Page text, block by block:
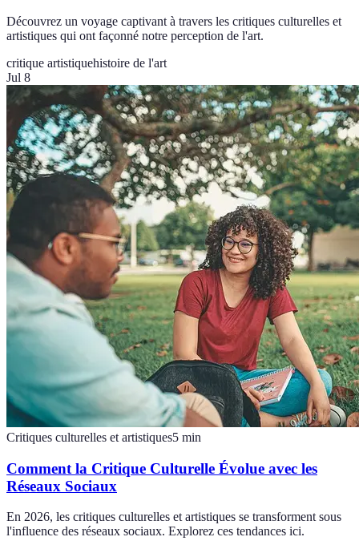
Découvrez un voyage captivant à travers les critiques culturelles et
artistiques qui ont façonné notre perception de l'art.
critique artistiquehistoire de l'art
Jul 8
Critiques culturelles et artistiques5 min
Comment la Critique Culturelle Évolue avec les
Réseaux Sociaux
En 2026, les critiques culturelles et artistiques se transforment sous
l'influence des réseaux sociaux. Explorez ces tendances ici.